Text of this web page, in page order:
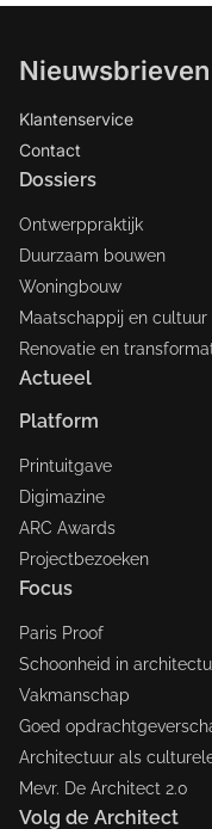
Nieuwsbrieven
Klantenservice
Contact
Dossiers
Ontwerppraktijk
Duurzaam bouwen
Woningbouw
Maatschappij en cultuur
Renovatie en
Actueel
Platform
Printuitgave
Digimazine
ARC Awards
Projectbezoeken
Focus
Paris Proof
Schoonheid in
Vakmanschap
Goed
Architectuur als
Mevr. De Architect 2.0
Volg de Architect